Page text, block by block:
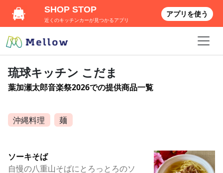
琉球キッチン こだま
葉加瀬太郎音楽祭2026での提供商品一覧
沖縄料理 麺
ソーキそば
自慢の八重山そばにとろっとろのソ
SHOP STOP
近くのキッチンカーが見つかるアプリ
アプリを使う